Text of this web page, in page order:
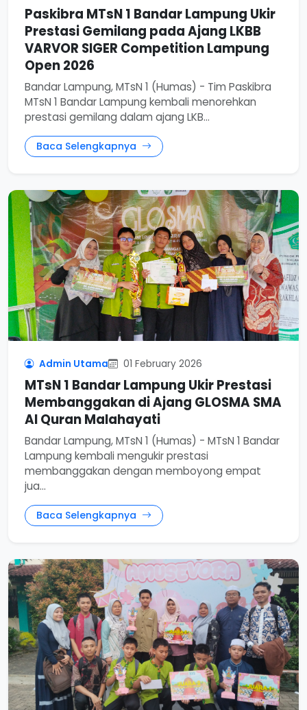
Paskibra MTsN 1 Bandar Lampung Ukir
Prestasi Gemilang pada Ajang LKBB
VARVOR SIGER Competition Lampung
Open 2026
Bandar Lampung, MTsN 1 (Humas) - Tim Paskibra
MTsN 1 Bandar Lampung kembali menorehkan
prestasi gemilang dalam ajang LKB...
Baca Selengkapnya
Admin Utama 01 February 2026
MTsN 1 Bandar Lampung Ukir Prestasi
Membanggakan di Ajang GLOSMA SMA
Al Quran Malahayati
Bandar Lampung, MTsN 1 (Humas) - MTsN 1 Bandar
Lampung kembali mengukir prestasi
membanggakan dengan memboyong empat
jua...
Baca Selengkapnya